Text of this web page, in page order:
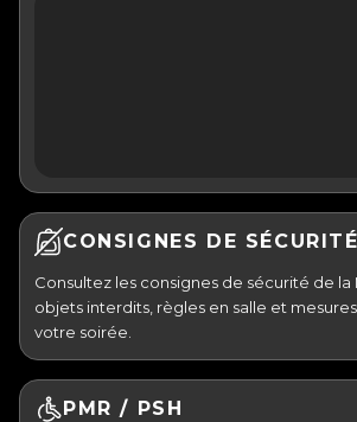
CONSIGNES DE SÉCURITÉ
Consultez les consignes de sécurité de la
objets interdits, règles en salle et
votre soirée.
PMR / PSH